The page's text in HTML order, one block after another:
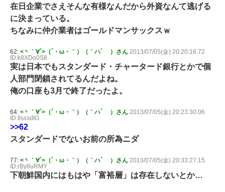
在日企業でさえそんな有様なんだから外資なんて逃げる
に決まっている。
ちなみに仲介業者はゴールドマンサックスｗ
62: <丶｀∀´>（´・ω・｀）（｀ハ´ ）さん 2013/07/05(金) 20:20:16.72
ID:k8XDo0S8
実は日本でもスタンダード・チャータード銀行とかで個
人部門閉鎖されてるんだよね。
俺の口座も3月で終了だったよ。
64: <丶｀∀´>（´・ω・｀）（｀ハ´ ）さん 2013/07/05(金) 20:23:30.06
ID:IlsssdtG
>>62
スタンダードでないお前の所為ニダ
77: <丶｀∀´>（´・ω・｀）（｀ハ´ ）さん 2013/07/05(金) 20:33:27.15
ID:rBy8uRMY
下朝鮮国内にはもはや「富裕層」は存在しないとか…